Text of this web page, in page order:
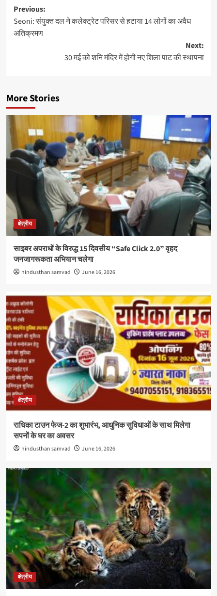
Post
navigation
Previous:
Seoni: संयुक्त दल ने कलेक्ट्रेट परिसर से हटाया 14 लोगों का अवैध
अतिक्रमण
Next:
30 मई को शनि मंदिर में होगी नए शिला पाट की स्थापना
More Stories
क्षेत्रीय
साइबर अपराधों के विरुद्ध 15 दिवसीय “Safe Click 2.0” वृहद
जनजागरूकता अभियान चलेगा
hindusthan samvad June 16, 2026
क्षेत्रीय
राधिका टाउन फेज-2 का शुभारंभ, आधुनिक सुविधाओं के साथ मिलेगा
सपनों के घर का अवसर
hindusthan samvad June 16, 2026
क्षेत्रीय